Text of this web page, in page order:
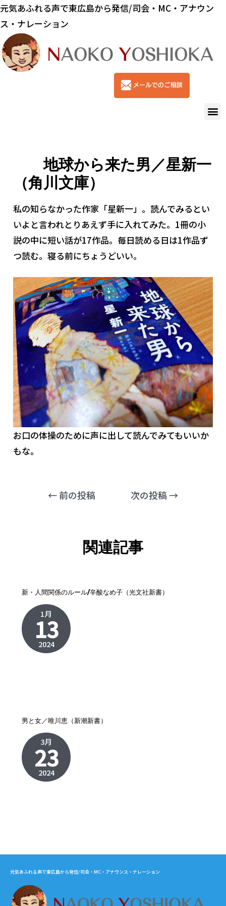
元気あふれる声で東広島から発信/司会・MC・アナウン
ス・ナレーション
地球から来た男／星新一
（角川文庫）
私の知らなかった作家「星新一」。読んでみるとい
いよと言われとりあえず手に入れてみた。1冊の小
説の中に短い話が17作品。毎日読める日は1作品ず
つ読む。寝る前にちょうどいい。
お口の体操のために声に出して読んでみてもいいか
もな。
←前の投稿 次の投稿→
関連記事
新・人間関係のルール/辛酸なめ子（光文社新書）
1月
13
2024
男と女／唯川恵（新潮新書）
3月
23
2024
元気あふれる声で東広島から発信/司会・MC・アナウンス・ナレーション